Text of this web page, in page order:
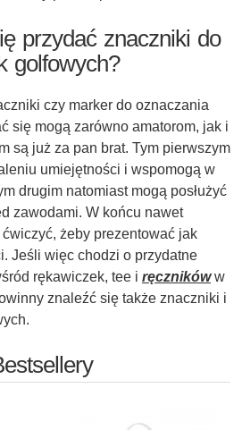
przydać znaczniki do
golfowych?
czy marker do oznaczania
się mogą zarówno amatorom, jak i
są już za pan brat. Tym pierwszym
umiejętności i wspomogą w
drugim natomiast mogą posłużyć
zawodami. W końcu nawet
żeby prezentować jak
Jeśli więc chodzi o przydatne
rękawiczek, tee i ręcznikóww
znaleźć się także znaczniki i